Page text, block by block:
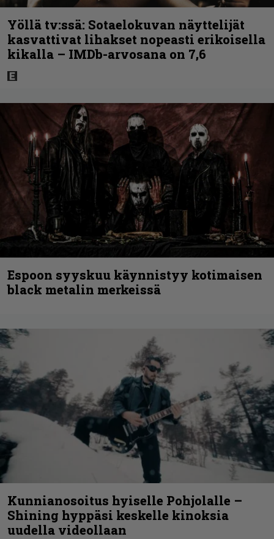
Yöllä tv:ssä: Sotaelokuvan näyttelijät
kasvattivat lihakset nopeasti erikoisella
kikalla – IMDb-arvosana on 7,6
Espoon syyskuu käynnistyy kotimaisen
black metalin merkeissä
Kunnianosoitus hyiselle Pohjolalle –
Shining hyppäsi keskelle kinoksia
uudella videollaan